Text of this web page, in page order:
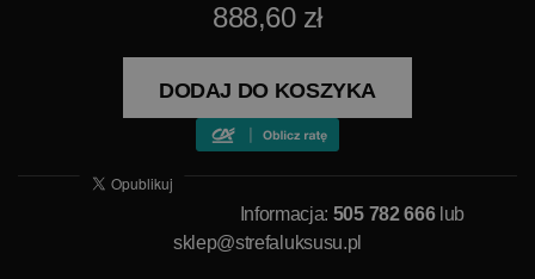
888,60 zł
DODAJ DO KOSZYKA
Informacja: 505 782 666lub
sklep@strefaluksusu.pl